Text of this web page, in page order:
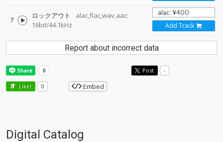
7 ロックアウト
alac,flac,wav,aac:
16bit/44.1kHz
Add Track
Report about incorrect data
Post -
Like! 0 Embed
Digital Catalog